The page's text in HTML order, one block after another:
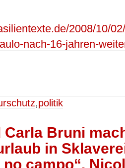
2008/10/
nach-16-jahren-
,politik
Carla Bruni
in
campo“.